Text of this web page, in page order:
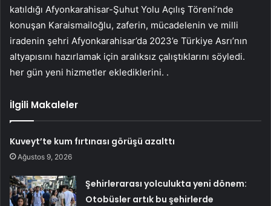
katıldığı Afyonkarahisar-Şuhut Yolu Açılış Töreni’nde
konuşan Karaismailoğlu, zaferin, mücadelenin ve milli
iradenin şehri Afyonkarahisar’da 2023’e Türkiye Asrı’nın
altyapısını hazırlamak için aralıksız çalıştıklarını söyledi.
her gün yeni hizmetler eklediklerini. .
İlgili Makaleler
Kuveyt’te kum fırtınası görüşü azalttı
Ağustos 9, 2026
Şehirlerarası yolculukta yeni dönem:
Otobüsler artık bu şehirlerde